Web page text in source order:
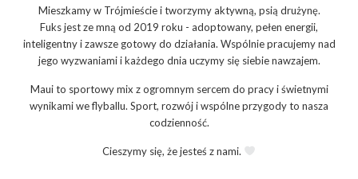
Mieszkamy w Trójmieście i tworzymy aktywną, psią drużynę.
Fuks jest ze mną od 2019 roku - adoptowany, pełen energii,
inteligentny i zawsze gotowy do działania. Wspólnie pracujemy nad
jego wyzwaniami i każdego dnia uczymy się siebie nawzajem.
Maui to sportowy mix z ogromnym sercem do pracy i świetnymi
wynikami we flyballu. Sport, rozwój i wspólne przygody to nasza
codzienność.
Cieszymy się, że jesteś z nami.